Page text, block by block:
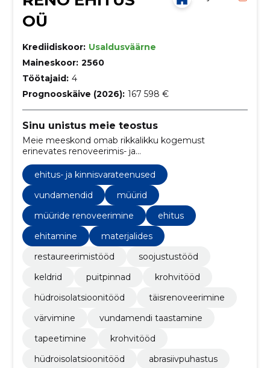
OÜ
Krediidiskoor: Usaldusväärne
Maineskoor: 2560
Töötajaid: 4
Prognooskäive (2026): 167 598 €
Sinu unistus meie teostus
Meie meeskond omab rikkalikku kogemust
erinevates renoveerimis- ja
rekonstrueerimisprojektides. Oleme valmis võtma
vastu igasuguseid väljakutseid.
ehitus- ja kinnisvarateenused
vundamendid
müürid
müüride renoveerimine
ehitus
ehitamine
materjalides
restaureerimistööd
soojustustööd
keldrid
puitpinnad
krohvitööd
hüdroisolatsioonitööd
täisrenoveerimine
värvimine
vundamendi taastamine
tapeetimine
krohvitööd
hüdroisolatsioonitööd
abrasiivpuhastus